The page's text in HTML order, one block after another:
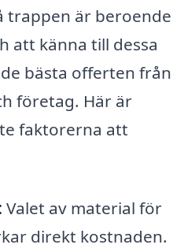
trappen är beroende
att känna till dessa
bästa offerten från
företag. Här är
faktorerna att
Valet av material för
direkt kostnaden.